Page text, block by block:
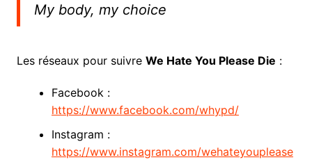
My body, my choice
Les réseaux pour suivre We Hate You Please Die :
Facebook :
https://www.facebook.com/whypd/
Instagram :
https://www.instagram.com/wehateyouplease